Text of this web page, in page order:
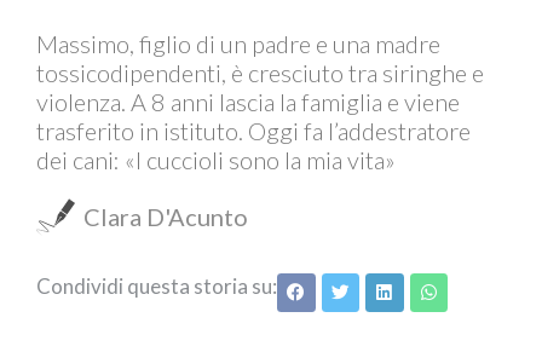
Massimo, figlio di un padre e una madre
tossicodipendenti, è cresciuto tra siringhe e
violenza. A 8 anni lascia la famiglia e viene
trasferito in istituto. Oggi fa l’addestratore
dei cani: «I cuccioli sono la mia vita»
Clara D'Acunto
Condividi questa storia su: